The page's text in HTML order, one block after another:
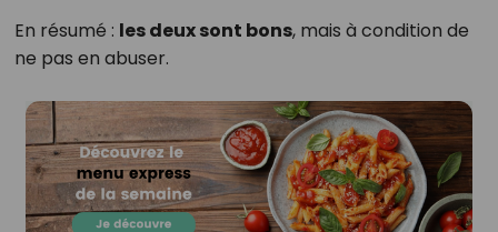
En résumé : les deux sont bons, mais à condition de
ne pas en abuser.